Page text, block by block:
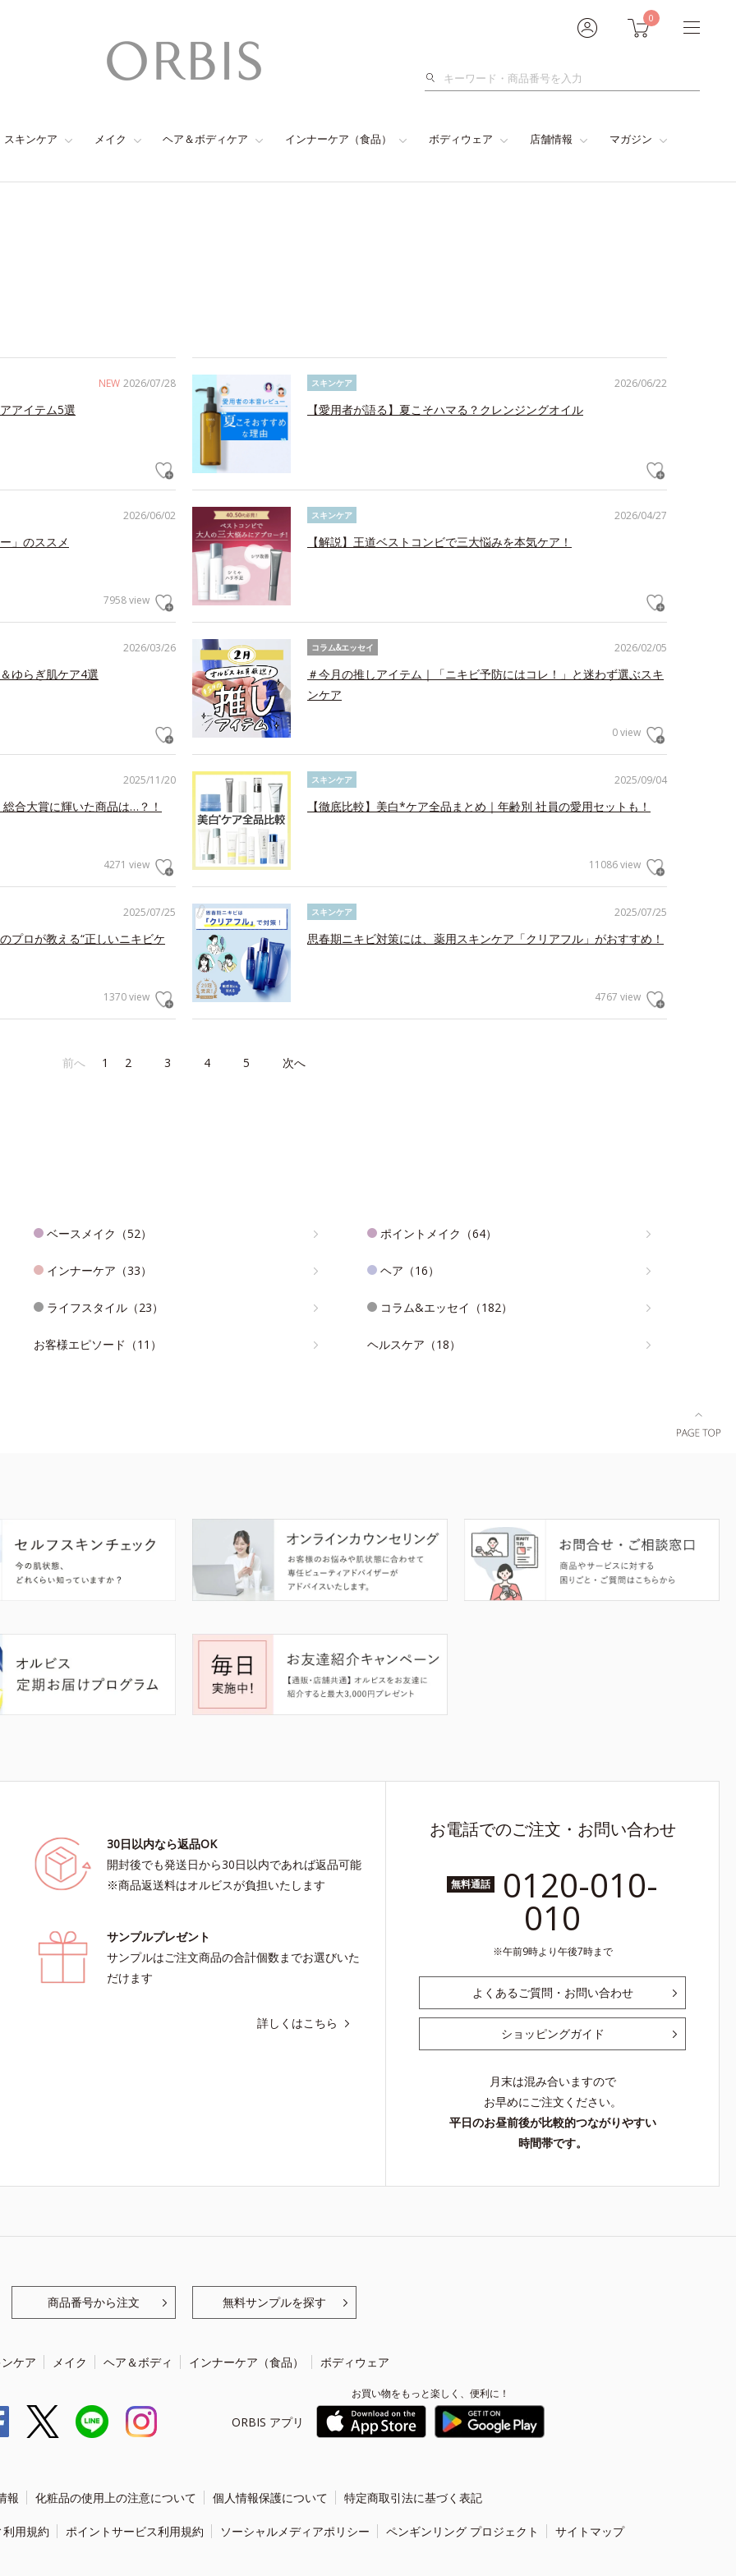
0
検
スキンケア メイク ヘア＆ボディケア インナーケア（食品） ボディウェア 店舗情報 マガジン
NEW 2026/07/28
アイテム5選
2026/06/22
スキンケア
【愛用者が語る】夏こそハマる？クレンジングオイル
2026/06/02
」のススメ
7958 view
2026/04/27
スキンケア
【解説】王道ベストコンビで三大悩みを本気ケア！
2026/03/26
ゆらぎ肌ケア4選
2026/02/05
コラム&エッセイ
＃今月の推しアイテム｜「ニキビ予防にはコレ！」と迷わず選ぶスキ
ンケア
0 view
2025/11/20
合大賞に輝いた商品は…？！
4271 view
2025/09/04
スキンケア
【徹底比較】美白*ケア全品まとめ｜年齢別 社員の愛用セットも！
11086 view
2025/07/25
プロが教える“正しいニキビケ
1370 view
2025/07/25
スキンケア
思春期ニキビ対策には、薬用スキンケア「クリアフル」がおすすめ！
4767 view
前へ 1 2 3 4 5 次へ
ベースメイク（52） ポイントメイク（64）
インナーケア（33） ヘア（16）
ライフスタイル（23） コラム&エッセイ（182）
お客様エピソード（11） ヘルスケア（18）
30日以内なら返品OK
開封後でも発送日から30日以内であれば返品可能
※商品返送料はオルビスが負担いたします
サンプルプレゼント
サンプルはご注文商品の合計個数までお選びいた
だけます
詳しくはこちら
お電話でのご注文・お問い合わせ
無料通話 0120-010-
010
午前9時より午後7時まで
よくあるご質問・お問い合わせ
ショッピングガイド
月末は混み合いますので
お早めにご注文ください。
平日のお昼前後が比較的つながりやすい
時間帯です。
商品番号から注文 無料サンプルを探す
ケア メイク ヘア＆ボディ インナーケア（食品） ボディウェア
ORBIS アプリ
お買い物をもっと楽しく、便利に！
報 化粧品の使用上の注意について 個人情報保護について 特定商取引法に基づく表記
用規約 ポイントサービス利用規約 ソーシャルメディアポリシー ペンギンリング プロジェクト サイトマップ